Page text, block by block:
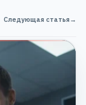
Следующая статья→